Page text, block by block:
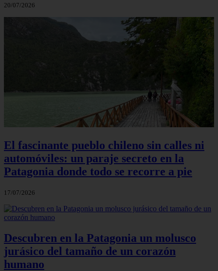
20/07/2026
El fascinante pueblo chileno sin calles ni
automóviles: un paraje secreto en la
Patagonia donde todo se recorre a pie
17/07/2026
Descubren en la Patagonia un molusco
jurásico del tamaño de un corazón
humano